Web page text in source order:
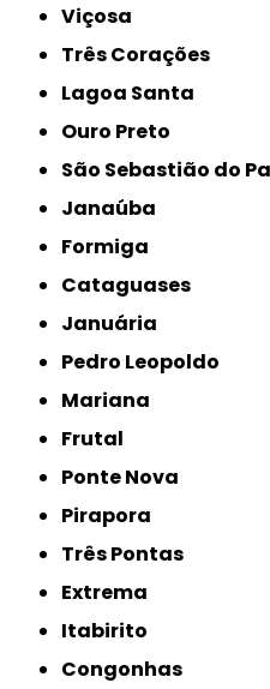
Viçosa
Três Corações
Lagoa Santa
Ouro Preto
São Sebastião do
Janaúba
Formiga
Cataguases
Januária
Pedro Leopoldo
Mariana
Frutal
Ponte Nova
Pirapora
Três Pontas
Extrema
Itabirito
Congonhas